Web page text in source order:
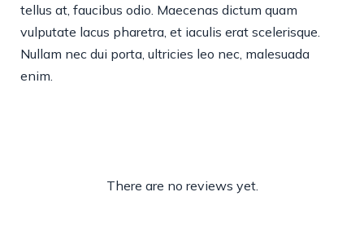
tellus at, faucibus odio. Maecenas dictum quam
vulputate lacus pharetra, et iaculis erat scelerisque.
Nullam nec dui porta, ultricies leo nec, malesuada
enim.
There are no reviews yet.